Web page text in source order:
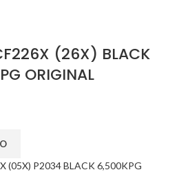
(26X) BLACK
ORIGINAL